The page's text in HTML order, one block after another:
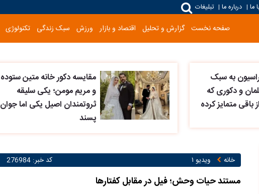
ما | درباره ما | تبلیغات
صفحه نخست گزارش و تحلیل اقتصاد و بازار ورزش سبک زندگی تکنولوژی
به سبک
و دکوری که
باقی متمایز کرده
مقایسه دکور خانه متین ستوده
و مریم مومن؛ یکی سلیقه
ثروتمندان اصیل یکی اما جوان
پسند
خانه ویدیو ۱ کد خبر: 276984
مستند حیات وحش؛ فیل در مقابل کفتارها